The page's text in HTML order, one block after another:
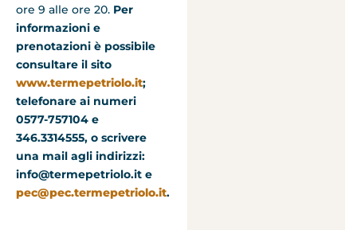
ore 9 alle ore 20. Per
informazioni e
prenotazioni è possibile
consultare il sito
www.termepetriolo.it;
telefonare ai numeri
0577-757104 e
346.3314555, o scrivere
una mail agli indirizzi:
info@termepetriolo.it e
pec@pec.termepetriolo.it.